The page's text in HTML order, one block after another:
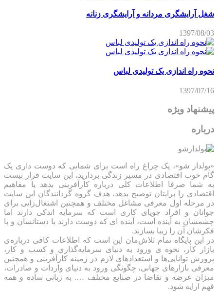
شغل آرایشگری مردانه و آرایشگری زنانه
1397/08/03
نحوه راه اندازی یک تولیدی لباس
1397/07/16
پیشنهاد ویژه
درباره
«پولدار شو»، یک چراغ راه است برای شمایی که دوست داری یک
گام خوب اقتصادی در مسیر زندگی بردارید، این سایت قرار نیست
به شما صرفا اطلاعات کلی درباره کارآفرینی بدهد یا مفاهیم
اقتصادی را برایتان توضیح بدهد، هدف گروه گردانندگان این سایت
در مرحله اول معرفی مشاغل مختلف و همچنین اشتغال‌زایی برای
جوانان و افراد جویای کاری است که سرمایه اندکی دارند اما
چشمشان به آینده است، آینده ای که دوست دارند با دستانشان و با
فکرشان آن را زیبا بسازند.
در این پایگاه تمام تلاش‌مان این است که ‌اطلاعات کافی درباره‌ی
بازار کار، نحوه ی ورود به دنیای سرمایه‌گذاری و کسب و کار،
پرورش توانایی‌ها و استعدادهای لازم در زمینه کارآفرینی و همچنین
معرفی بازارهای جهانی، چگونگی ورود به دنیای واردات و صادرات،
میزان عرضه و تقاضا در صنایع مختلف …. به زبانی ساده و همه
فهم ارایه شود.